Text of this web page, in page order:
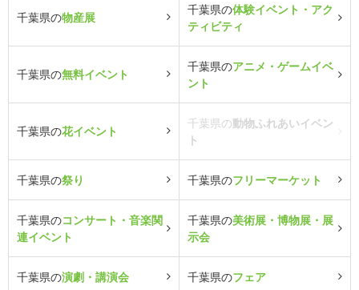
千葉県の物産展
千葉県の体験イベント・アク
ティビティ
千葉県の無料イベント
千葉県のアニメ・ゲームイベ
ント
千葉県の花イベント
千葉県の動物ふれあいイベン
ト
千葉県の祭り 千葉県のフリーマーケット
千葉県のコンサート・音楽関
連イベント
千葉県の美術展・博物展・展
示会
千葉県の演劇・講演会 千葉県のフェア